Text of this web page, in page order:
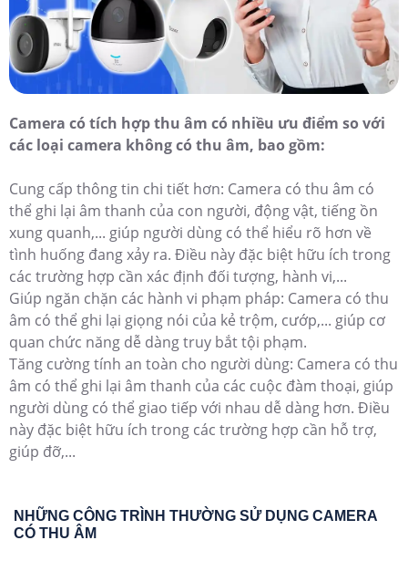
Camera có tích hợp thu âm có nhiều ưu điểm so với
các loại camera không có thu âm, bao gồm:
Cung cấp thông tin chi tiết hơn: Camera có thu âm có
thể ghi lại âm thanh của con người, động vật, tiếng ồn
xung quanh,... giúp người dùng có thể hiểu rõ hơn về
tình huống đang xảy ra. Điều này đặc biệt hữu ích trong
các trường hợp cần xác định đối tượng, hành vi,...
Giúp ngăn chặn các hành vi phạm pháp: Camera có thu
âm có thể ghi lại giọng nói của kẻ trộm, cướp,... giúp cơ
quan chức năng dễ dàng truy bắt tội phạm.
Tăng cường tính an toàn cho người dùng: Camera có thu
âm có thể ghi lại âm thanh của các cuộc đàm thoại, giúp
người dùng có thể giao tiếp với nhau dễ dàng hơn. Điều
này đặc biệt hữu ích trong các trường hợp cần hỗ trợ,
giúp đỡ,...
NHỮNG CÔNG TRÌNH THƯỜNG SỬ DỤNG CAMERA
CÓ THU ÂM